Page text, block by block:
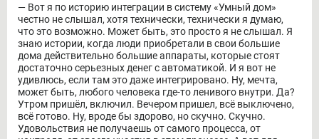
― Вот я по историю интеграции в систему «Умный дом»
честно не слышал, хотя технически, технически я думаю,
что это возможно. Может быть, это просто я не слышал. Я
знаю истории, когда люди приобретали в свои большие
дома действительно большие аппараты, которые стоят
достаточно серьезных денег с автоматикой. И я вот не
удивлюсь, если там это даже интегрировано. Ну, мечта,
может быть, любого человека где-то ленивого внутри. Да?
Утром пришёл, включил. Вечером пришел, всё выключено,
всё готово. Ну, вроде бы здорово, но скучно. Скучно.
Удовольствия не получаешь от самого процесса, от